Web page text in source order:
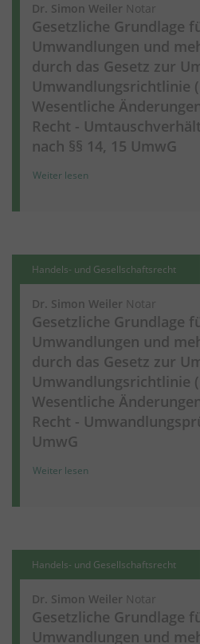
Dr. Simon Weiler Notar
Gesetzliche Grundlage
Umwandlungen und
durch das Gesetz zur
Umwandlungsrichtlinie
Wesentliche
Recht -
nach §§ 14, 15 UmwG
Weiter lesen
Handels- und Gesellschaftsrecht
Dr. Simon Weiler Notar
Gesetzliche Grundlage
Umwandlungen und
durch das Gesetz zur
Umwandlungsrichtlinie
Wesentliche
Recht -
UmwG
Weiter lesen
Handels- und Gesellschaftsrecht
Dr. Simon Weiler Notar
Gesetzliche Grundlage
Umwandlungen und